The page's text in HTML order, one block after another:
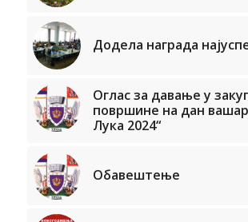
Додела награда
Оглас за давање у
површине на дан
Лука 2024“
Обавештење